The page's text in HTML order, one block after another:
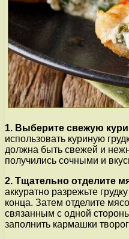
1. Выберите свежую
использовать куриную
должна быть свежей и
получились сочными и
2. Тщательно отделите
аккуратно разрежьте
конца. Затем отделите
связанным с одной
заполнить кармашки